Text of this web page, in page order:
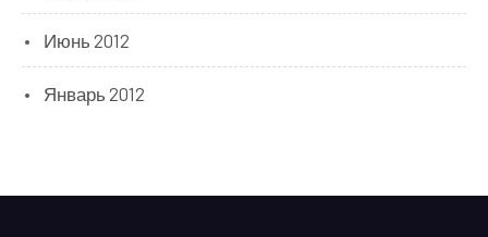
Июнь 2012
Январь 2012